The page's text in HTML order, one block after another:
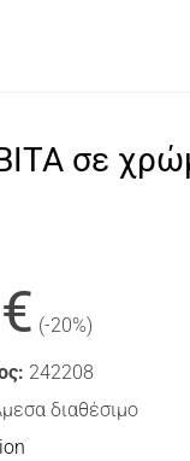
σε
(-20%)
242208
διαθέσιμο